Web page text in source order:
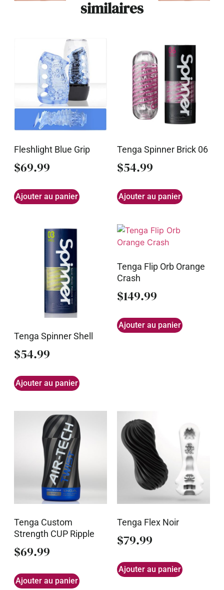
similaires
Fleshlight Blue Grip
$69.99
Ajouter au panier
Tenga Spinner Brick 06
$54.99
Ajouter au panier
Tenga Spinner Shell
$54.99
Ajouter au panier
Tenga Flip Orb Orange
Crash
$149.99
Ajouter au panier
Tenga Custom
Strength CUP Ripple
$69.99
Ajouter au panier
Tenga Flex Noir
$79.99
Ajouter au panier